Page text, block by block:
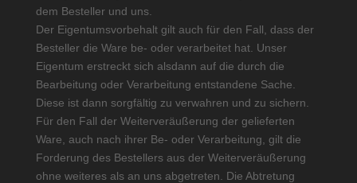
dem Besteller und uns.
Der Eigentumsvorbehalt gilt auch für den Fall, dass der
Besteller die Ware be- oder verarbeitet hat. Unser
Eigentum erstreckt sich alsdann auf die durch die
Bearbeitung oder Verarbeitung entstandene Sache.
Diese ist dann sorgfältig zu verwahren und zu sichern.
Für den Fall der Weiterveräußerung der gelieferten
Ware, auch nach ihrer Be- oder Verarbeitung, gilt die
Forderung des Bestellers aus der Weiterveräußerung
ohne weiteres als an uns abgetreten. Die Abtretung